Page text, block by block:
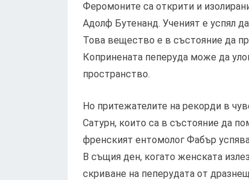
Феромоните са открити и
Адолф Бутенанд. Ученият е успял
Това вещество е в състояние да
Копринената пеперуда може да
пространство.
Но притежателите на рекорди в
Сатурн, които са в състояние да
френският ентомолог Фабър
В същия ден, когато женската
скриване на пеперудата от